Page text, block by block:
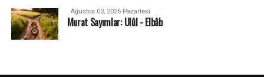
Ağustos 03, 2026 Pazartesi
Murat Sayımlar: Ulûl - Elbâb